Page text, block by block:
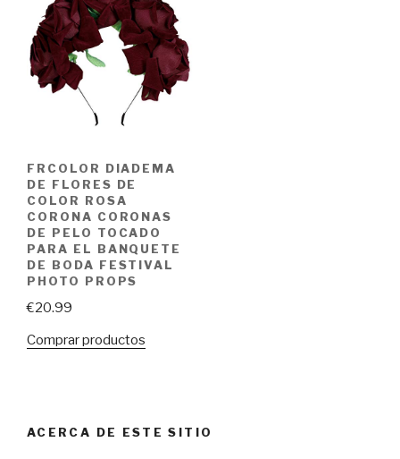
FRCOLOR DIADEMA
DE FLORES DE
COLOR ROSA
CORONA CORONAS
DE PELO TOCADO
PARA EL BANQUETE
DE BODA FESTIVAL
PHOTO PROPS
€20.99
Comprar productos
ACERCA DE ESTE SITIO